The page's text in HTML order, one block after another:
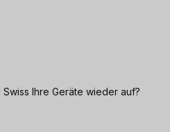
Ihre Geräte wieder auf?